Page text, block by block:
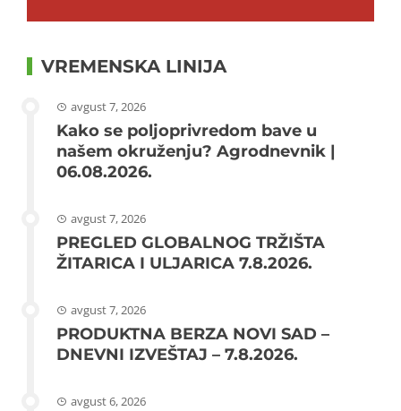
VREMENSKA LINIJA
avgust 7, 2026
Kako se poljoprivredom bave u
našem okruženju? Agrodnevnik |
06.08.2026.
avgust 7, 2026
PREGLED GLOBALNOG TRŽIŠTA
ŽITARICA I ULJARICA 7.8.2026.
avgust 7, 2026
PRODUKTNA BERZA NOVI SAD –
DNEVNI IZVEŠTAJ – 7.8.2026.
avgust 6, 2026